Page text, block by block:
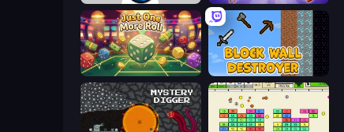
Just One More Roll Block Wall Destroyer